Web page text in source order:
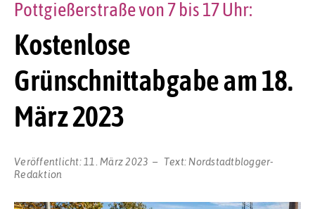
Kostenlose
Grünschnittabgabe am 18.
März 2023
Pottgießerstraße von 7 bis 17 Uhr:
Veröffentlicht: 11. März 2023 Text: Nordstadtblogger-
Redaktion